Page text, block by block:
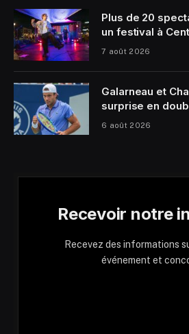
Plus de 20
un festival à
7 août 2026
Galarneau et
surprise en
6 août 2026
Recevoir notre
Recevez des informations
événement et